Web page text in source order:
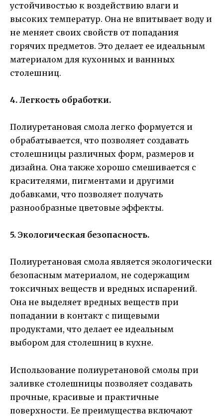
устойчивостью к воздействию влаги и
высоких температур. Она не впитывает воду и
не меняет своих свойств от попадания
горячих предметов. Это делает ее идеальным
материалом для кухонных и ваннных
столешниц.
4. Легкость обработки.
Полиуретановая смола легко формуется и
обрабатывается, что позволяет создавать
столешницы различных форм, размеров и
дизайна. Она также хорошо смешивается с
красителями, пигментами и другими
добавками, что позволяет получать
разнообразные цветовые эффекты.
5. Экологическая безопасность.
Полиуретановая смола является экологически
безопасным материалом, не содержащим
токсичных веществ и вредных испарений.
Она не выделяет вредных веществ при
попадании в контакт с пищевыми
продуктами, что делает ее идеальным
выбором для столешниц в кухне.
Использование полиуретановой смолы при
заливке столешницы позволяет создавать
прочные, красивые и практичные
поверхности. Ее преимущества включают